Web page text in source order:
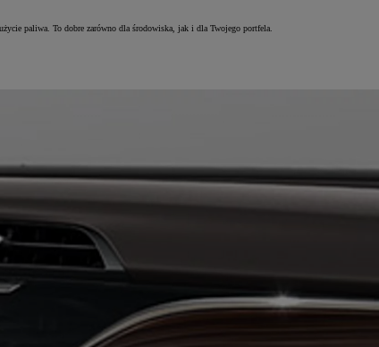
paliwa. To dobre zarówno dla środowiska, jak i dla Twojego portfela.